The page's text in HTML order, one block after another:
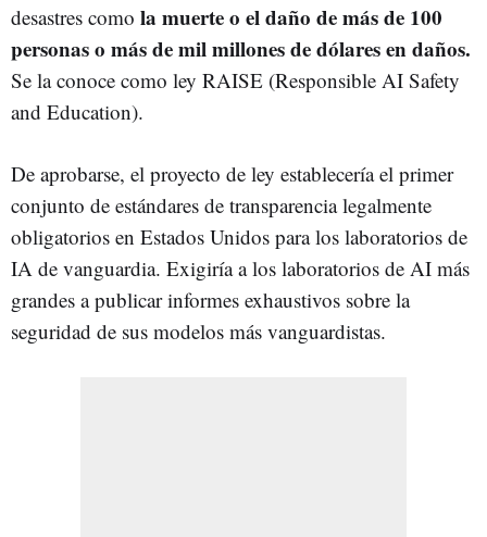
desastres como la muerte o el daño de más de 100
personas o más de mil millones de dólares en daños.
Se la conoce como ley RAISE (Responsible AI Safety
and Education).
De aprobarse, el proyecto de ley establecería el primer
conjunto de estándares de transparencia legalmente
obligatorios en Estados Unidos para los laboratorios de
IA de vanguardia. Exigiría a los laboratorios de AI más
grandes a publicar informes exhaustivos sobre la
seguridad de sus modelos más vanguardistas.